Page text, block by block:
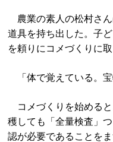
農業の素人の松村さ
道具を持ち出した。子
を頼りにコメづくりに取
「体で覚えている。宝
コメづくりを始める
穫しても「全量検査」
認が必要であることを